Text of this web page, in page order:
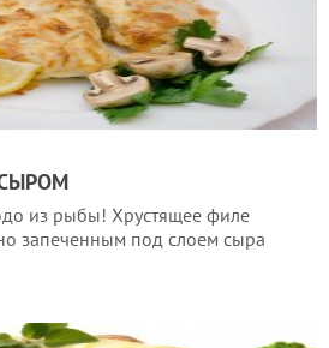
из рыбы! Хрустящее филе
запеченным под слоем сыра